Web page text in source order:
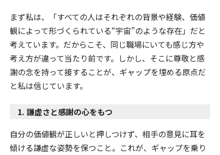
まず私は、「すべての人はそれぞれの背景や経験、価値
観によって形づくられている“宇宙”のような存在」だと
考えています。だからこそ、同じ職場にいても感じ方や
考え方が違って当たり前です。しかし、そこに尊敬と感
謝の念を持って接することが、ギャップを埋める原点だ
と私は信じています。
1. 謙虚さと感謝の心をもつ
自分の価値観が正しいと押しつけず、相手の意見に耳を
傾ける謙虚な姿勢を保つこと。これが、ギャップを乗り